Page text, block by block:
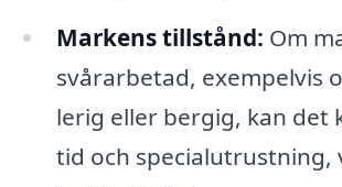
Markens tillstånd: Om
svårarbetad, exempelvis
lerig eller bergig, kan det
tid och specialutrustning,